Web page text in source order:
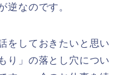
逆なのです。
をしておきたいと思い
り」の落とし穴につい